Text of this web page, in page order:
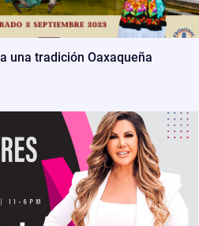
una tradición Oaxaqueña